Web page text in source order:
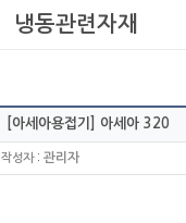
냉동관련자재
[아세아용접기] 아세아 320
작성자: 관리자